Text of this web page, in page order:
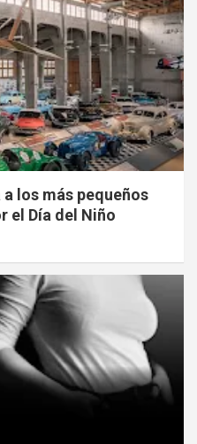
los más pequeños
el Día del Niño